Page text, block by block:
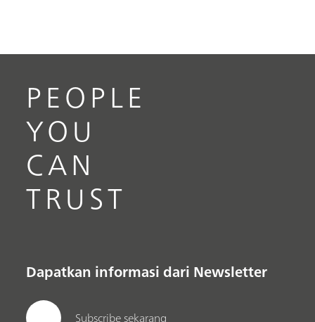
PEOPLE
YOU
CAN
TRUST
Dapatkan informasi dari Newsletter